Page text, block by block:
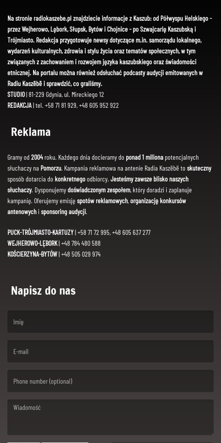
Na stronie radiokaszebe.pl znajdziecie informacje z Kaszub: od Półwyspu Helskiego -
przez Wejherowo, Lębork, Słupsk, Bytów i Chojnice - po Szwajcarię Kaszubską i
Trójmiasto. Redakcja przygotowuje newsy dotyczące m.in. samorządu lokalnego,
wydarzeń kulturalnych, zdrowia i stylu życia oraz tematów społecznych, w tym
związanych z zachowaniem i rozwojem języka kaszubskiego oraz świadomości
etnicznej. Na portalu można również odsłuchać podcasty audycji emitowanych w
Radiu Kaszëbë i sprawdzić, co graliśmy.
STUDIO| 81-229 Gdynia, ul. Mireckiego 12
REDAKCJA| tel. +58 71 81 929, +48 605 952 922
Reklama
Gramy od 2004roku. Każdego dnia docieramy do ponad 1 miliona potencjalnych
słuchaczy na Pomorzu. Kampania reklamowa na antenie Radia Kaszëbë toskuteczny
sposób dotarcia dokonkretnegoodbiorcy. Jesteśmy zawsze blisko naszych
słuchaczy. Dysponujemydoświadczonym zespołem, który doradzi i zaplanuje
kampanię. Oferujemy emisję spotów reklamowych,organizację konkursów
antenowychi sponsoring audycji.
PUCK-TRÓJMIASTO-KARTUZY| +58 71 72 995, +48 605 637 277
WEJHEROWO-LĘBORK| +48 784 480 588
KOŚCIERZYNA-BYTÓW| +48 505 029 974
Napisz do nas